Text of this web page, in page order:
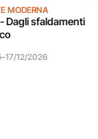
MODERNA
Dagli sfaldamenti
–17/12/2026